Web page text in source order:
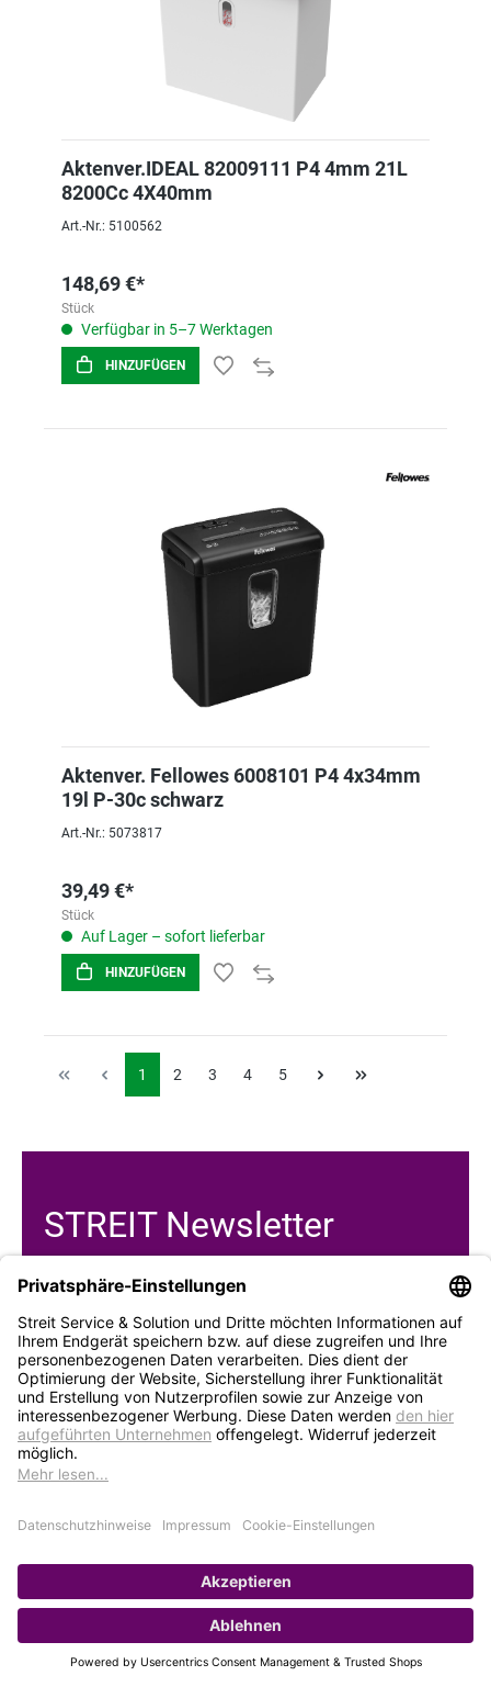
Aktenver.IDEAL 82009111 P4 4mm 21L
8200Cc 4X40mm
Art.-Nr.: 5100562
148,69 €*
Stück
Verfügbar in 5–7 Werktagen
HINZUFÜGEN
Aktenver. Fellowes 6008101 P4 4x34mm
19l P-30c schwarz
Art.-Nr.: 5073817
39,49 €*
Stück
Auf Lager – sofort lieferbar
HINZUFÜGEN
1 2 3 4 5
STREIT Newsletter
Neue Produkte, Blogbeiträge, Eventeinladungen und
vieles mehr
Bleiben Sie auf dem Laufenden und abonnieren Sie
gerne unseren Newsletter:
Abonnieren
Unternehmen